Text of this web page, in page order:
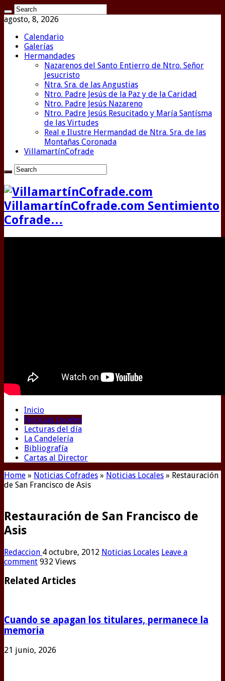
agosto, 8, 2026
Calendario
Galerías
Hermandades
Nazarenos del Santo Entierro de Ntro. Señor
Jesucristo
Ntra. Sra. de las Angustias
Ntro. Padre Jesús de la Paz y de la Caridad
Ntro. Padre Jesús Nazareno
Ntro. Padre Jesús Resucitado y María Santísma
de las Virtudes
Real e Ilustre Hermandad de Ntra. Sra. de las
Montañas Coronada
VillamartínCofrade
VillamartínCofrade.com Sentimiento
Cofrade…
Inicio
Noticias Locales
Lecturas del día
La Candelería
Bibliografía
Cartas al Director
Home » Noticias Cofrades » Noticias Locales » Restauración
de San Francisco de Asis
Restauración de San Francisco de
Asis
Redaccion 4 octubre, 2012 Noticias Locales Leave a
comment 932 Views
Related Articles
Cuando se apagan los titulares, permanece la
memoria
21 junio, 2026